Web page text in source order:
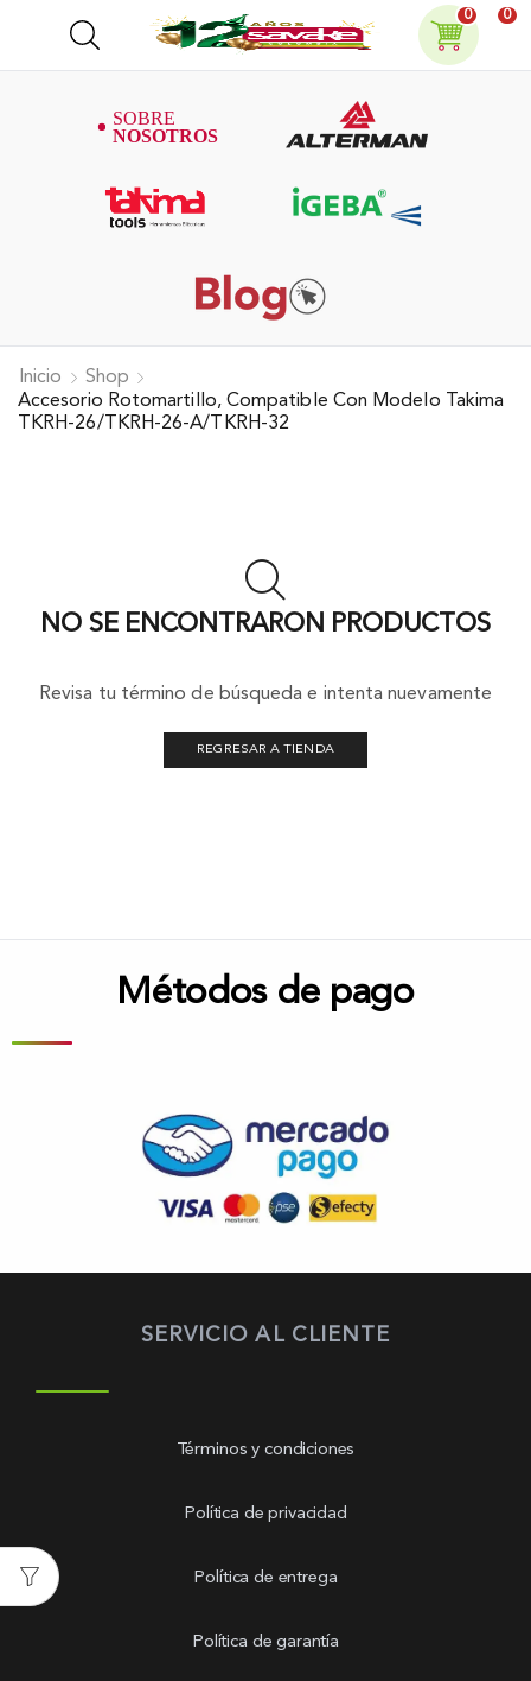
0 0
Inicio
Shop
Accesorio Rotomartillo, Compatible Con Modelo Takima
TKRH-26/TKRH-26-A/TKRH-32
NO SE ENCONTRARON PRODUCTOS
Revisa tu término de búsqueda e intenta nuevamente
REGRESAR A TIENDA
Métodos de pago
SERVICIO AL CLIENTE
Términos y condiciones
Política de privacidad
Política de entrega
Política de garantía